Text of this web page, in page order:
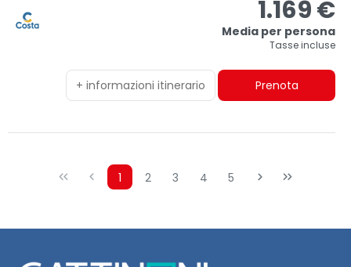
1.169 €
Media per persona
Tasse incluse
+ informazioni itinerario Prenota
1 2 3 4 5